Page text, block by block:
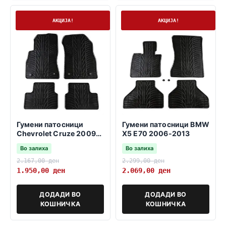
АКЦИЈА!
Гумени патосници
Chevrolet Cruze 2009-
2016
Во залиха
2.167,00ден
1.950,00 ден
ДОДАДИ ВО
КОШНИЧКА
АКЦИЈА!
Гумени патосници BMW
X5 E70 2006-2013
Во залиха
2.299,00ден
2.069,00 ден
ДОДАДИ ВО
КОШНИЧКА